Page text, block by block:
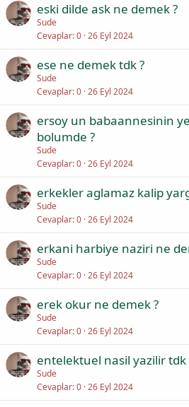
eski dilde ask ne demek ?
Sude
Cevaplar 0 26 Eyl 2024
ese ne demek tdk ?
Sude
Cevaplar 0 26 Eyl 2024
ersoy un babaannesinin
bolumde ?
Sude
Cevaplar 0 26 Eyl 2024
erkekler aglamaz kalip
Sude
Cevaplar 0 26 Eyl 2024
erkani harbiye naziri ne
Sude
Cevaplar 0 26 Eyl 2024
erek okur ne demek ?
Sude
Cevaplar 0 26 Eyl 2024
entelektuel nasil yazilir tdk
Sude
Cevaplar 0 26 Eyl 2024